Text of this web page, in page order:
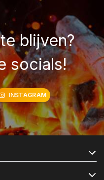
blijven?
socials!
INSTAGRAM